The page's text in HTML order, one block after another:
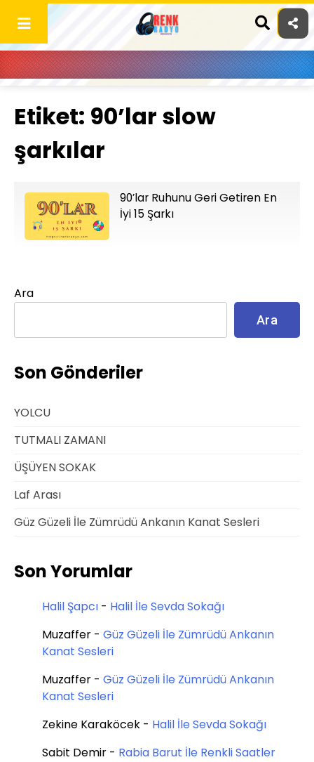
content
Etiket: 90’lar slow
şarkılar
90’lar Ruhunu Geri Getiren En
İyi 15 Şarkı
Ara
Ara
Son Gönderiler
YOLCU
TUTMALI ZAMANI
ÜŞÜYEN SOKAK
Laf Arası
Güz Güzeli İle Zümrüdü Ankanın Kanat Sesleri
Son Yorumlar
Halil Şapcı - Halil İle Sevda Sokağı
Muzaffer - Güz Güzeli İle Zümrüdü Ankanın
Kanat Sesleri
Muzaffer - Güz Güzeli İle Zümrüdü Ankanın
Kanat Sesleri
Zekine Karaköcek - Halil İle Sevda Sokağı
Sabit Demir - Rabia Barut İle Renkli Saatler